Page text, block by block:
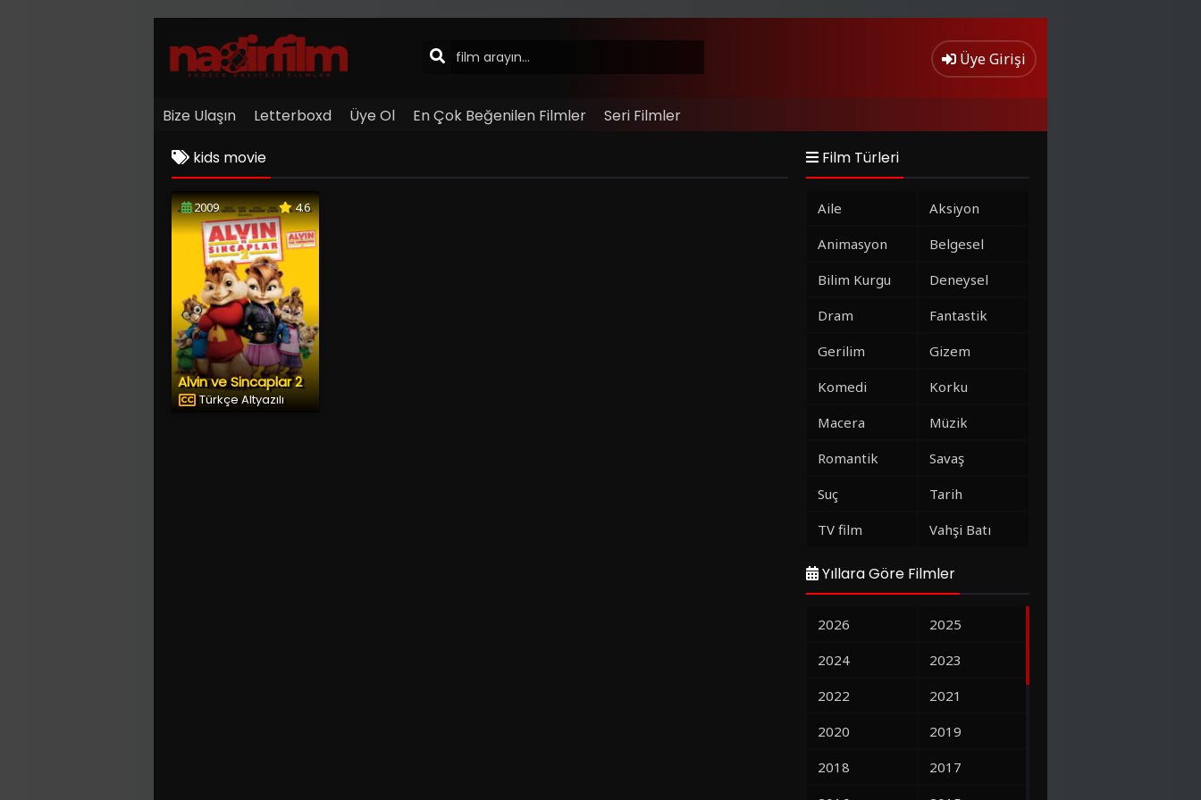
Üye Girişi
Bize Ulaşın Letterboxd Üye Ol En Çok Beğenilen Filmler Seri Filmler
kids movie
2009 4.6
Alvin ve Sincaplar 2
Türkçe Altyazılı
Film Türleri
Aile
Aksiyon
Animasyon
Belgesel
Bilim Kurgu
Deneysel
Dram
Fantastik
Gerilim
Gizem
Komedi
Korku
Macera
Müzik
Romantik
Savaş
Suç
Tarih
TV film
Vahşi Batı
Yıllara Göre Filmler
2026
2025
2024
2023
2022
2021
2020
2019
2018
2017